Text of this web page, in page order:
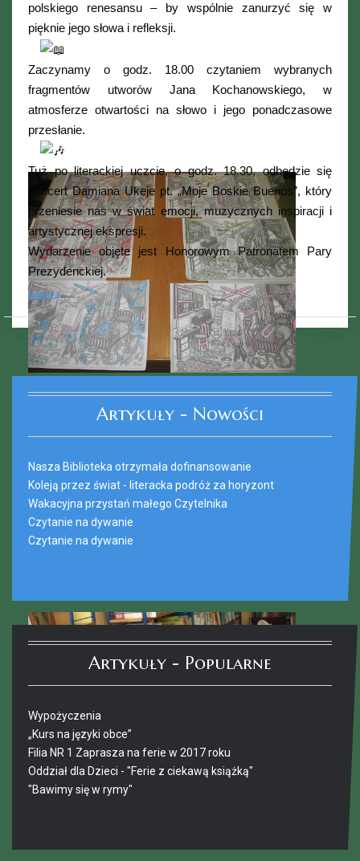
Ferie_2017_ODD_3.JPG
polskiego renesansu – by wspólnie zanurzyć się w
pięknie jego słowa i refleksji.
Zaczynamy o godz. 18.00 czytaniem wybranych
fragmentów utworów Jana Kochanowskiego, w
atmosferze otwartości na słowo i jego ponadczasowe
przesłanie.
Tuż po literackiej uczcie, o godz. 18.30, odbędzie się
koncert Damiana Ukeje pt. „Moje Boskie Buenos”, który
przeniesie nas w świat emocji, muzycznych inspiracji i
artystycznej ekspresji.
Wydarzenie objęte jest Honorowym Patronatem Pary
Prezydenckiej.
WIĘCEJ
Artykuły - Nowości
Nasza Biblioteka otrzymała dofinansowanie
Koleją przez świat - literacka podróż za horyzont
Wakacyjna przystań małego Czytelnika
Czytanie na dywanie
Czytanie na dywanie
Artykuły - Popularne
Wypożyczenia
„Kurs na języki obce”
Filia NR 1 Zaprasza na ferie w 2017 roku
Oddział dla Dzieci - "Ferie z ciekawą książką"
"Bawimy się w rymy"